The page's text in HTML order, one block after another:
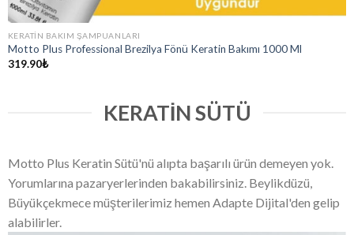
KERATIN BAKIM ŞAMPUANLARI
Motto Plus Professional Brezilya Fönü Keratin Bakımı 1000 Ml
319.90₺
KERATIN SÜTÜ
Motto Plus Keratin Sütü'nü alıpta başarılı ürün demeyen yok.
Yorumlarına pazaryerlerinden bakabilirsiniz. Beylikdüzü,
Büyükçekmece müşterilerimiz hemen Adapte Dijital'den gelip
alabilirler.